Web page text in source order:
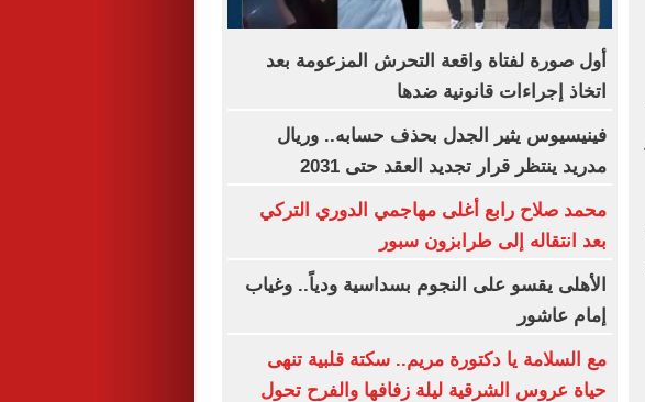
أول صورة لفتاة واقعة التحرش المزعومة بعد
اتخاذ إجراءات قانونية ضدها
فينيسيوس يثير الجدل بحذف حسابه.. وريال
مدريد ينتظر قرار تجديد العقد حتى 2031
محمد صلاح رابع أغلى مهاجمي الدوري التركي
بعد انتقاله إلى طرابزون سبور
الأهلى يقسو على النجوم بسداسية ودياً.. وغياب
إمام عاشور
مع السلامة يا دكتورة مريم.. سكتة قلبية تنهى
حياة عروس الشرقية ليلة زفافها والفرح تحول